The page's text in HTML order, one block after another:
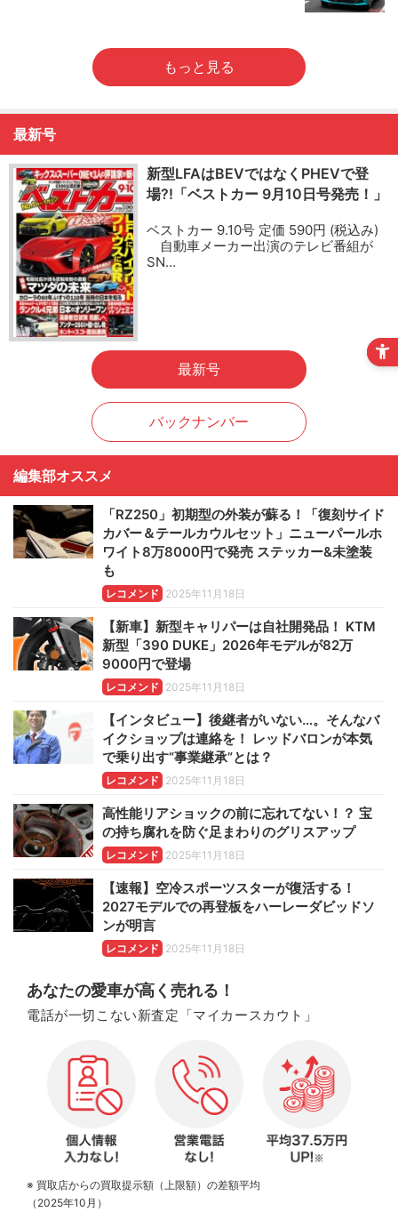
もっと見る
最新号
新型LFAはBEVではなくPHEVで登
場?!「ベストカー 9月10日号発売！」
ベストカー 9.10号 定価 590円 (税込み)
自動車メーカー出演のテレビ番組が
SN…
最新号
バックナンバー
編集部オススメ
「RZ250」初期型の外装が蘇る！「復刻サイド
カバー＆テールカウルセット」ニューパールホ
ワイト8万8000円で発売 ステッカー&未塗装
も
レコメンド 2025年11月18日
【新車】新型キャリパーは自社開発品！ KTM
新型「390 DUKE」2026年モデルが82万
9000円で登場
レコメンド 2025年11月18日
【インタビュー】後継者がいない…。そんなバ
イクショップは連絡を！ レッドバロンが本気
で乗り出す“事業継承”とは？
レコメンド 2025年11月18日
高性能リアショックの前に忘れてない！？ 宝
の持ち腐れを防ぐ足まわりのグリスアップ
レコメンド 2025年11月18日
【速報】空冷スポーツスターが復活する！
2027モデルでの再登板をハーレーダビッドソ
ンが明言
レコメンド 2025年11月18日
あなたの愛車が高く売れる！
電話が一切こない新査定「マイカースカウト」
※ 買取店からの買取提示額（上限額）の差額平均
（2025年10月）